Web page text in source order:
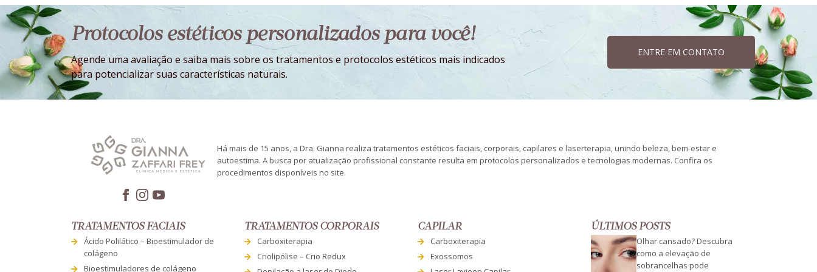
Protocolos estéticos personalizados para você!
Agende uma avaliação e saiba mais sobre os tratamentos e protocolos estéticos mais indicados
para potencializar suas características naturais.
ENTRE EM CONTATO
Há mais de 15 anos, a Dra. Gianna realiza tratamentos estéticos faciais, corporais, capilares e laserterapia, unindo beleza, bem-estar e
autoestima. A busca por atualização profissional constante resulta em protocolos personalizados e tecnologias modernas. Confira os
procedimentos disponíveis no site.
TRATAMENTOS FACIAIS
Ácido Polilático – Bioestimulador de
colágeno
Bioestimuladores de colágeno
TRATAMENTOS CORPORAIS
Carboxiterapia
Criolipólise – Crio Redux
CAPILAR
Carboxiterapia
Exossomos
ÚLTIMOS POSTS
Olhar cansado? Descubra
como a elevação de
sobrancelhas pode